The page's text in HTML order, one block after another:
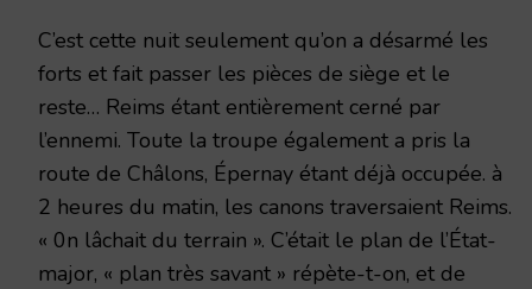
C’est cette nuit seulement qu’on a désarmé les
forts et fait passer les pièces de siège et le
reste… Reims étant entièrement cerné par
l’ennemi. Toute la troupe également a pris la
route de Châlons, Épernay étant déjà occupée. à
2 heures du matin, les canons traversaient Reims.
« 0n lâchait du terrain ». C’était le plan de l’État-
major, « plan très savant » répète-t-on, et de